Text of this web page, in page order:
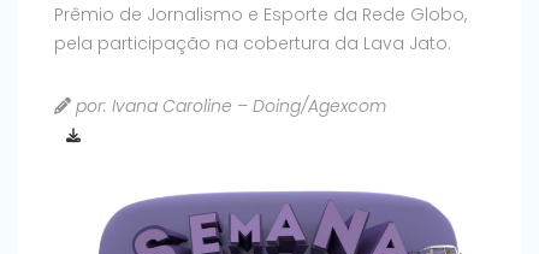
Prêmio de Jornalismo e Esporte da Rede Globo,
pela participação na cobertura da Lava Jato.
por: Ivana Caroline – Doing/Agexcom